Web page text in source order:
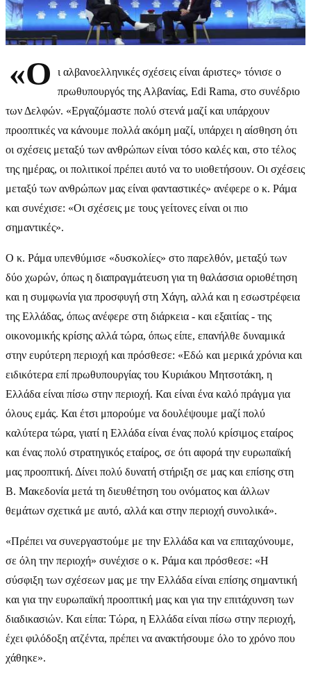
«Ο
ι αλβανοελληνικές σχέσεις είναι άριστες» τόνισε ο
πρωθυπουργός της Αλβανίας, Edi Rama, στο συνέδριο
των Δελφών. «Εργαζόμαστε πολύ στενά μαζί και υπάρχουν
προοπτικές να κάνουμε πολλά ακόμη μαζί, υπάρχει η αίσθηση ότι
οι σχέσεις μεταξύ των ανθρώπων είναι τόσο καλές και, στο τέλος
της ημέρας, οι πολιτικοί πρέπει αυτό να το υιοθετήσουν. Οι σχέσεις
μεταξύ των ανθρώπων μας είναι φανταστικές» ανέφερε ο κ. Ράμα
και συνέχισε: «Οι σχέσεις με τους γείτονες είναι οι πιο
σημαντικές».
Ο κ. Ράμα υπενθύμισε «δυσκολίες» στο παρελθόν, μεταξύ των
δύο χωρών, όπως η διαπραγμάτευση για τη θαλάσσια οριοθέτηση
και η συμφωνία για προσφυγή στη Χάγη, αλλά και η εσωστρέφεια
της Ελλάδας, όπως ανέφερε στη διάρκεια - και εξαιτίας - της
οικονομικής κρίσης αλλά τώρα, όπως είπε, επανήλθε δυναμικά
στην ευρύτερη περιοχή και πρόσθεσε: «Εδώ και μερικά χρόνια και
ειδικότερα επί πρωθυπουργίας του Κυριάκου Μητσοτάκη, η
Ελλάδα είναι πίσω στην περιοχή. Και είναι ένα καλό πράγμα για
όλους εμάς. Και έτσι μπορούμε να δουλέψουμε μαζί πολύ
καλύτερα τώρα, γιατί η Ελλάδα είναι ένας πολύ κρίσιμος εταίρος
και ένας πολύ στρατηγικός εταίρος, σε ότι αφορά την ευρωπαϊκή
μας προοπτική. Δίνει πολύ δυνατή στήριξη σε μας και επίσης στη
Β. Μακεδονία μετά τη διευθέτηση του ονόματος και άλλων
θεμάτων σχετικά με αυτό, αλλά και στην περιοχή συνολικά».
«Πρέπει να συνεργαστούμε με την Ελλάδα και να επιταχύνουμε,
σε όλη την περιοχή» συνέχισε ο κ. Ράμα και πρόσθεσε: «Η
σύσφιξη των σχέσεων μας με την Ελλάδα είναι επίσης σημαντική
και για την ευρωπαϊκή προοπτική μας και για την επιτάχυνση των
διαδικασιών. Και είπα: Τώρα, η Ελλάδα είναι πίσω στην περιοχή,
έχει φιλόδοξη ατζέντα, πρέπει να ανακτήσουμε όλο το χρόνο που
χάθηκε».